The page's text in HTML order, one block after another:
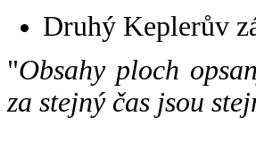
Druhý Keplerův
"Obsahy ploch
za stejný čas jsou